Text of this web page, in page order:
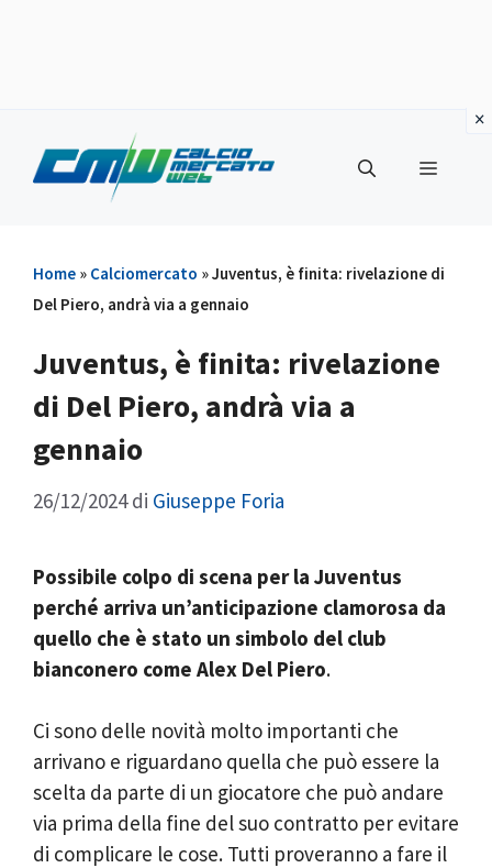
contenuto
Menu
Home » Calciomercato »Juventus, è finita: rivelazione di
Del Piero, andrà via a gennaio
Juventus, è finita: rivelazione
di Del Piero, andrà via a
gennaio
26/12/2024 di Giuseppe Foria
Possibile colpo di scena per la Juventus
perché arriva un’anticipazione clamorosa da
quello che è stato un simbolo del club
bianconero come Alex Del Piero.
Ci sono delle novità molto importanti che
arrivano e riguardano quella che può essere la
scelta da parte di un giocatore che può andare
via prima della fine del suo contratto per evitare
di complicare le cose. Tutti proveranno a fare il